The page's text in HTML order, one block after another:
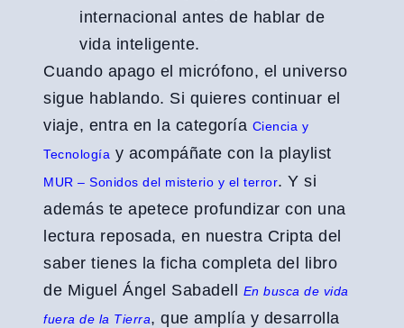
internacional antes de hablar de
vida inteligente.
Cuando apago el micrófono, el universo
sigue hablando. Si quieres continuar el
viaje, entra en la categoría Ciencia y
Tecnología y acompáñate con la playlist
MUR – Sonidos del misterio y el terror. Y si
además te apetece profundizar con una
lectura reposada, en nuestra Cripta del
saber tienes la ficha completa del libro
de Miguel Ángel Sabadell
En busca de vida
fuera de la Tierra, que amplía y desarrolla